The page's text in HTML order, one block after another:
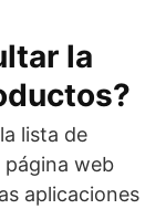
la
lista de
web
aplicaciones